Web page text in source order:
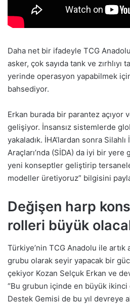
Daha net bir ifadeyle TCG
asker, çok sayıda tank ve zırhlıyı
yerinde operasyon yapabilmek
bahsediyor.
Erkan burada bir parantez açıyor
gelişiyor. İnsansız sistemlerde
yakaladık. İHA’lardan sonra Silahlı
Araçları’nda (SİDA) da iyi bir
yeni konseptler geliştirip
modeller üretiyoruz” bilgisini
Değişen harp
rolleri büyük
Türkiye’nin TCG Anadolu ile artık
grubu olarak seyir yapacak bir
çekiyor Kozan Selçuk Erkan ve
“Bu grubun içinde en büyük
Destek Gemisi de bu yıl devreye